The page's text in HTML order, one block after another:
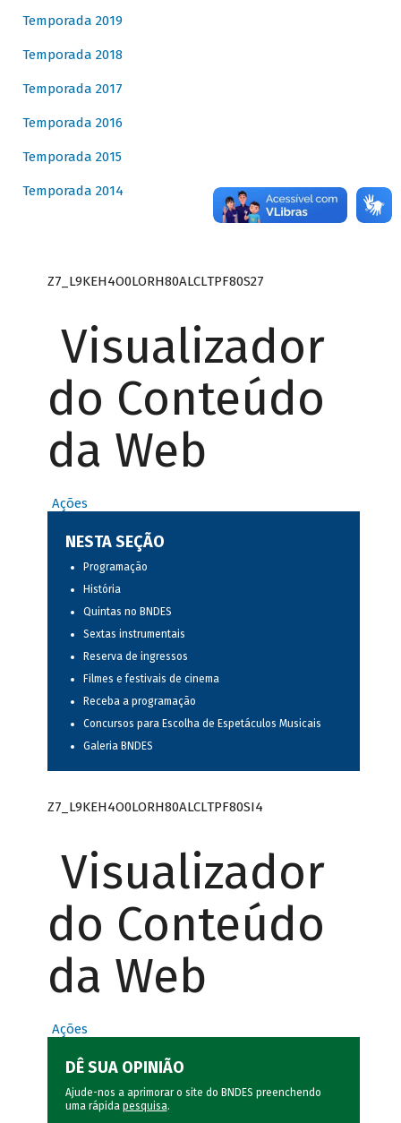
Temporada 2019
Temporada 2018
Temporada 2017
Temporada 2016
Temporada 2015
Temporada 2014
Z7_L9KEH4O0LORH80ALCLTPF80S27
Visualizador
do Conteúdo
da Web
Ações
NESTA SEÇÃO
Programação
História
Quintas no BNDES
Sextas instrumentais
Reserva de ingressos
Filmes e festivais de cinema
Receba a programação
Concursos para Escolha de Espetáculos Musicais
Galeria BNDES
Z7_L9KEH4O0LORH80ALCLTPF80SI4
Visualizador
do Conteúdo
da Web
Ações
DÊ SUA OPINIÃO
Ajude-nos a aprimorar o site do BNDES preenchendo
uma rápida pesquisa.